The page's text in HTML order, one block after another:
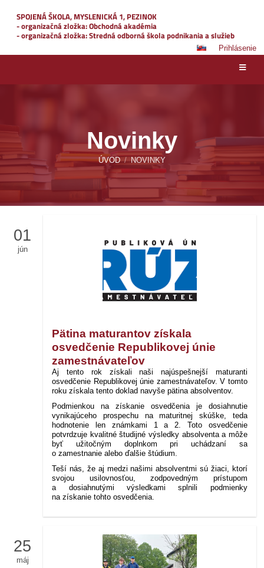
SPOJENÁ ŠKOLA, MYSLENICKÁ 1, PEZINOK
- organizačná zložka: Obchodná akadémia
- organizačná zložka: Stredná odborná škola podnikania a služieb
Prihlásenie
Novinky
ÚVOD / NOVINKY
01
jún
Pätina maturantov získala
osvedčenie Republikovej únie
zamestnávateľov
Aj tento rok získali naši najúspešnejší maturanti
osvedčenie Republikovej únie zamestnávateľov. V tomto
roku získala tento doklad navyše pätina absolventov.
Podmienkou na získanie osvedčenia je dosiahnutie
vynikajúceho prospechu na maturitnej skúške, teda
hodnotenie len známkami 1 a 2. Toto osvedčenie
potvrdzuje kvalitné študijné výsledky absolventa a môže
byť užitočným doplnkom pri uchádzaní sa
o zamestnanie alebo ďalšie štúdium.
Teší nás, že aj medzi našimi absolventmi sú žiaci, ktorí
svojou usilovnosťou, zodpovedným prístupom
a dosiahnutými výsledkami splnili podmienky
na získanie tohto osvedčenia.
25
máj